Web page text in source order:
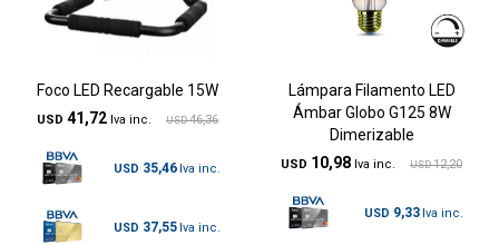
Foco LED Recargable 15W
USD 41,72 USD 46,36
USD 35,46
USD 37,55
Lámpara Filamento LED
Ámbar Globo G125 8W
Dimerizable
USD 10,98 USD 12,20
USD 9,33